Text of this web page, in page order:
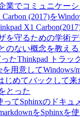
業でコミュニケー
Carbon (2017)を
X1
を守るための学術
のない概念を教え
ったThinkpad トラ
を用意して
じめてバックして
とった
ってSphinxのドキュ
をSphinxを